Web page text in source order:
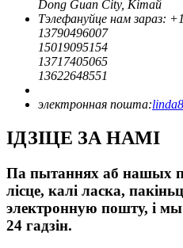
Dong Guan City, Кітай
Тэлефануйце нам зараз: +
13790496007
15019095154
13717405065
13622648551
электронная пошта:
ІДЗІЦЕ ЗА НАМІ
Па пытаннях аб нашых
лісце, калі ласка,
электронную пошту, і
24 гадзін.